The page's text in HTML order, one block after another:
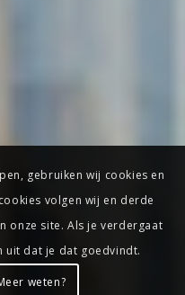
gebruiken wij cookies en
volgen wij en derde
onze site. Als je verdergaat
uit dat je dat goedvindt.
weten?